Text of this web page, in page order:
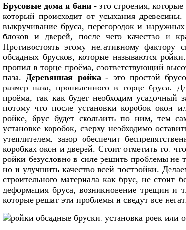
Брусовые дома и бани- это строения, которые
который происходит от усыхания
выкручивание бруса, перегородок и
блоков и дверей, после чего качество и
Противостоять этому негативному
обсадных брусков, которые называются
пропил в торце проёма, соответствующий
паза. Деревянная ройка - это простой
размер паза, пропиленного в торце бруса.
проёма, так как будет необходим усадочный
потому что после установки коробок окон
ройке, брус будет скользить по ним, тем
установке коробок, сверху необходимо
утеплителем, зазор обеспечит
коробках окон и дверей. Стоит отметить то,
ройки безусловно в силе решить проблемы не
но и улучшить качество всей постройки.
строительного материала как брус, не стоит
деформация бруса, возникновение трещин и
которые решат эти проблемы и сведут все